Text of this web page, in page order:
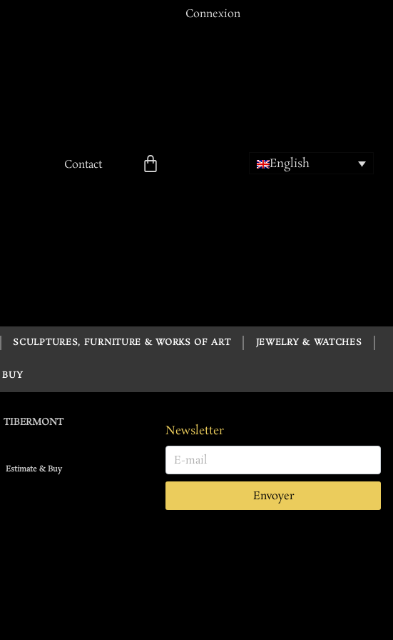
Contact
Connexion
Se souvenir de moiEnglish
SCULPTURES, FURNITURE & WORKS OF ART JEWELRY & WATCHES
TIBERMONT
Estimate & Buy
Newsletter
Envoyer